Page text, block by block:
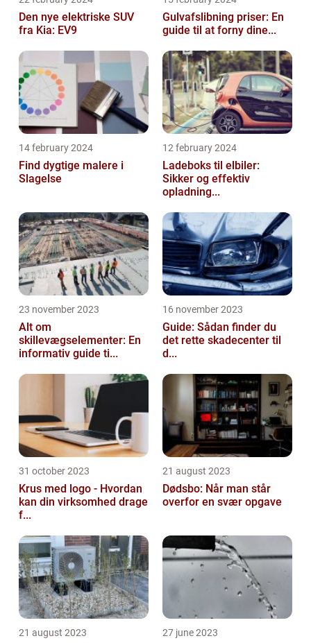
Den nye elektriske SUV
fra Kia: EV9
Gulvafslibning priser: En
guide til at forny dine...
14 february 2024
Find dygtige malere i
Slagelse
12 february 2024
Ladeboks til elbiler:
Sikker og effektiv
opladning...
23 november 2023
Alt om
skillevægselementer: En
informativ guide ti...
16 november 2023
Guide: Sådan finder du
det rette skadecenter til
d...
31 october 2023
Krus med logo - Hvordan
kan din virksomhed drage
f...
21 august 2023
Dødsbo: Når man står
overfor en svær opgave
21 august 2023 27 june 2023